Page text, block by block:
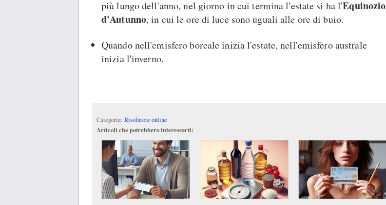
più lungo dell'anno, nel giorno in cui termina l'estate si ha l'Equinozio
d'Autunno, in cui le ore di luce sono uguali alle ore di buio.
Quando nell'emisfero boreale inizia l'estate, nell'emisfero australe
inizia l'inverno.
Categoria: Risolutore online
Articoli che potrebbero interessarti: